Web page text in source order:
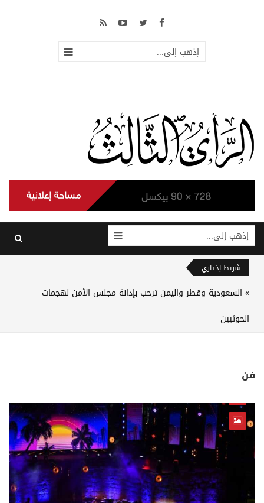
إذهب إلى...
إذهب إلى...
شريط إخباري
السعودية وقطر واليمن ترحب بإدانة مجلس الأمن لهجمات
الحوثيين
فن